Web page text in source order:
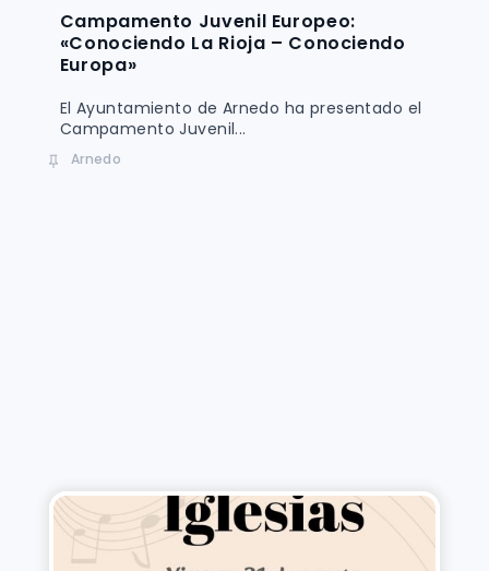
Campamento Juvenil Europeo:
«Conociendo La Rioja – Conociendo
Europa»
El Ayuntamiento de Arnedo ha presentado el
Campamento Juvenil...
Arnedo